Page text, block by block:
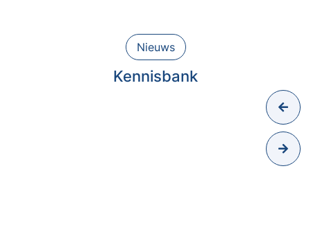
Nieuws
Kennisbank